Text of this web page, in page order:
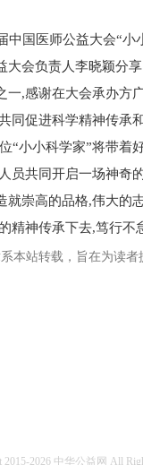
大会负责人李晓颖分
一,感谢在大会承办方
同促进科学精神传承
“小小科学家”将带着
员共同开启一场神奇
就崇高的品格,伟大的
精神传承下去,笃行不
本站转载，旨在为读
2015-2026 中华公益网 All